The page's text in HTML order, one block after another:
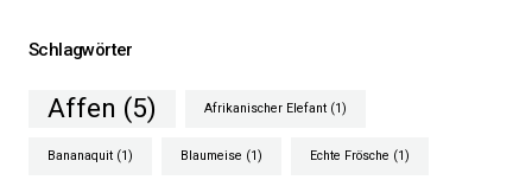
Schlagwörter
Affen (5) Afrikanischer Elefant (1)
Bananaquit (1) Blaumeise (1) Echte Frösche (1)